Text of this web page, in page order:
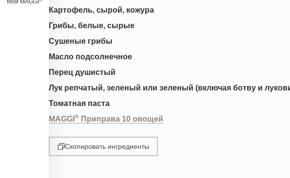
Мой MAGGI
Картофель, сырой, кожура
Грибы, белые, сырые
Сушеные грибы
Масло подсолнечное
Перец душистый
Лук репчатый, зеленый или зеленый (включая ботву и
Томатная паста
MAGGI ® Приправа 10 овощей
Скопировать ингредиенты